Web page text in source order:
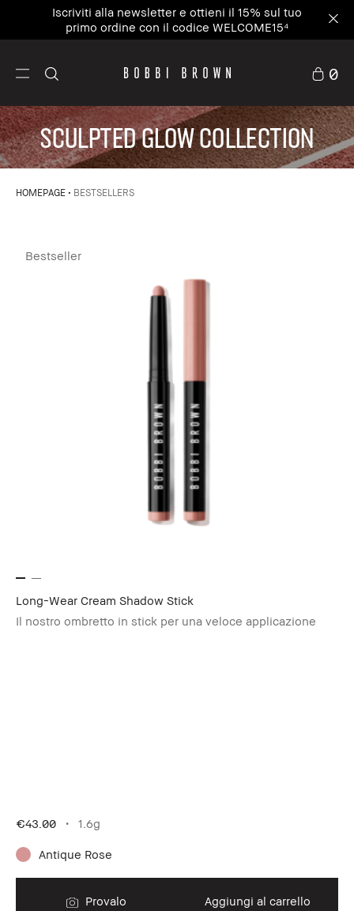
Iscriviti alla newsletter e ottieni il 15% sul tuo
primo ordine con il codice WELCOME15⁴
0
SCULPTED GLOW COLLECTION
HOMEPAGE BESTSELLERS
Bestseller
Long-Wear Cream Shadow Stick
Il nostro ombretto in stick per una veloce applicazione
€43.00 1.6g
Antique Rose
Provalo Aggiungi al carrello